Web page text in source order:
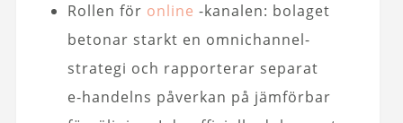
Rollen för online -kanalen: bolaget
betonar starkt en omnichannel-
strategi och rapporterar separat
e‑handelns påverkan på jämförbar